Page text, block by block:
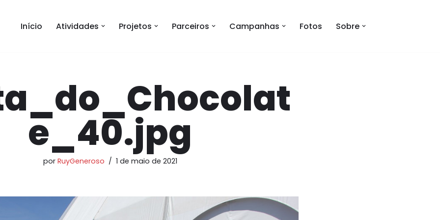
Início Atividades Projetos Parceiros Campanhas Fotos Sobre
e_40.jpg
por RuyGeneroso 1 de maio de 2021